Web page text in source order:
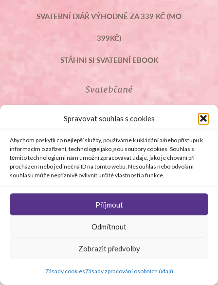
Spravovat souhlas s cookies
Abychom poskytli co nejlepší služby, používáme k ukládání a/nebo přístupu k
informacím o zařízení, technologie jako jsou soubory cookies. Souhlas s
těmito technologiemi nám umožní zpracovávat údaje, jako je chování při
procházení nebo jedinečná ID na tomto webu. Nesouhlas nebo odvolání
souhlasu může nepříznivě ovlivnit určité vlastnosti a funkce.
Příjmout
Odmítnout
Zobrazit předvolby
Zásady cookiesZásady zpracování osobních údajů
SVATEBNÍ DIÁŘ VÝHODNĚ ZA 339 KČ (MO
399KČ)
STÁHNI SI SVATEBNÍ EBOOK
Svatebčané
ROZCESTNÍK PRO SVATEBČANY
SVATEBNÍ PROSLOVY
SVATEBNÍ DARY
© Copyright 2008 - 2026 svetsvateb.cz a dodavatelé obsahu
Všechna práva vyhrazena
staráSoftmedia
souhlasu provozovatele zakázáno.